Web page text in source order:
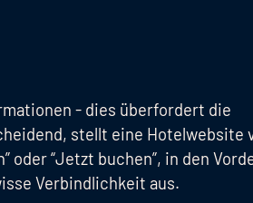
- dies überfordert die
stellt eine Hotelwebsite
oder “Jetzt buchen”, in den
Verbindlichkeit aus.